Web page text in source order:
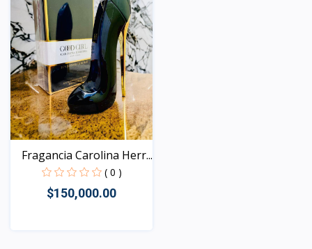
Fragancia Carolina Herr...
( 0 )
$150,000.00